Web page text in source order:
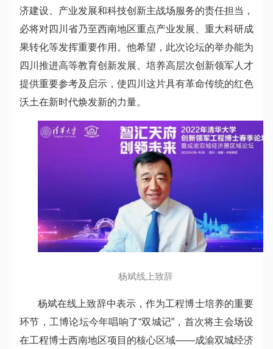
济建设、产业发展和科技创新主战场服务的责任担当，
必将对四川省乃至西南地区重点产业发展、重大科研成
果转化等发挥重要作用。他希望，此次论坛的举办能为
四川推进高等教育创新发展、培养高层次创新领军人才
提供重要参考及启示，使四川这片具有革命传统的红色
沃土在新时代焕发新的力量。
杨斌线上致辞
杨斌在线上致辞中表示，作为工程博士培养的重要
环节，工博论坛今年唱响了“双城记”，首次将主会场设
在工程博士西南地区项目的核心区域——成渝双城经济